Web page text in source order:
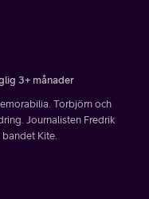
3+ månader
Torbjörn och
Journalisten Fredrik
bandet Kite.